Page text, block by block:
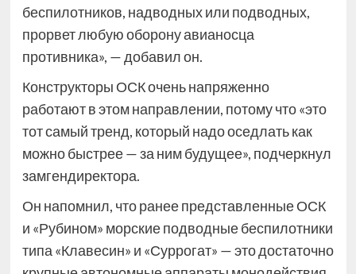
беспилотников, надводных или подводных,
прорвет любую оборону авианосца
противника», — добавил он.
Конструкторы ОСК очень напряженно
работают в этом направлении, потому что «это
тот самый тренд, который надо оседлать как
можно быстрее — за ним будущее», подчеркнул
замгендиректора.
Он напомнил, что ранее представленные ОСК
и «Рубином» морские подводные беспилотники
типа «Клавесин» и «Суррогат» — это достаточно